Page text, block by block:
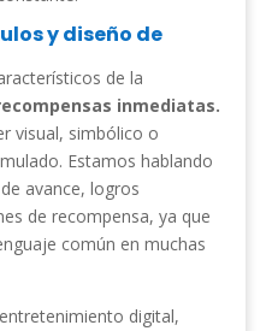
y diseño de
de la
inmediatas.
visual, simbólico o
Estamos hablando
avance, logros
de recompensa, ya que
común en muchas
digital,